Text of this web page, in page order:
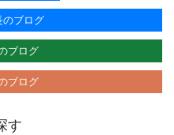
のブログ
ブログ
ブログ
す